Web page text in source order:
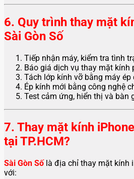
6. Quy trình thay mặt
Sài Gòn Số
Tiếp nhận máy, kiểm tra tình
Báo giá dịch vụ thay mặt kính
Tách lớp kính vỡ bằng máy ép
Ép kính mới bằng công nghệ
Test cảm ứng, hiển thị và bàn
7. Thay mặt kính
tại TP.HCM?
Sài Gòn Sốlà địa chỉ thay mặt kính
với: